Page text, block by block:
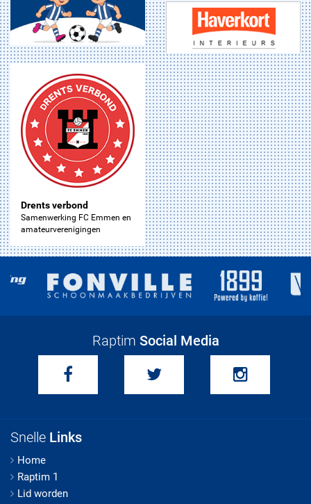
Drents verbond
Samenwerking FC Emmen en
amateurverenigingen
Raptim Social Media
Snelle Links
Home
Raptim 1
Lid worden